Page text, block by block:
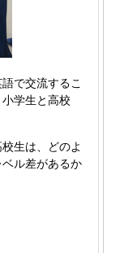
で交流するこ
学生と高校
生は、どのよ
ル差があるか